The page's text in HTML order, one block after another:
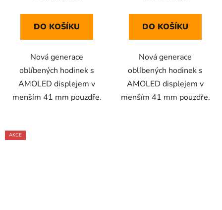
DO KOŠÍKU
Nová generace
oblíbených hodinek s
AMOLED displejem v
menším 41 mm pouzdře.
DO KOŠÍKU
Nová generace
oblíbených hodinek s
AMOLED displejem v
menším 41 mm pouzdře.
AKCE